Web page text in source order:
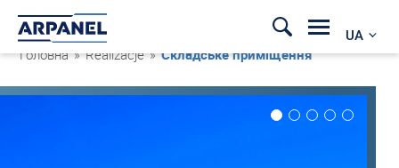
UA
Головна » Realizacje »Складське приміщення